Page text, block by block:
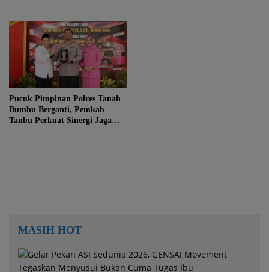
Pucuk Pimpinan Polres Tanah
Bumbu Berganti, Pemkab
Tanbu Perkuat Sinergi Jaga
MASIH HOT